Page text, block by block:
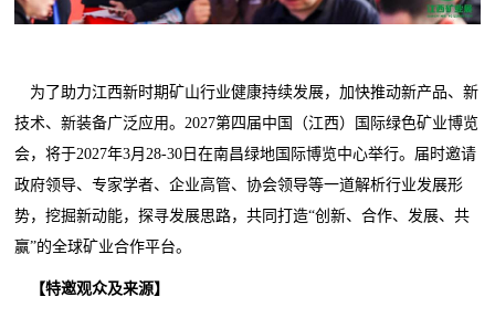
为了助力江西新时期矿山行业健康持续发展，加快推动新产品、新
技术、新装备广泛应用。2027第四届中国（江西）国际绿色矿业博览
会，将于2027年3月28-30日在南昌绿地国际博览中心举行。届时邀请
政府领导、专家学者、企业高管、协会领导等一道解析行业发展形
势，挖掘新动能，探寻发展思路，共同打造“创新、合作、发展、共
赢”的全球矿业合作平台。
【特邀观众及来源】